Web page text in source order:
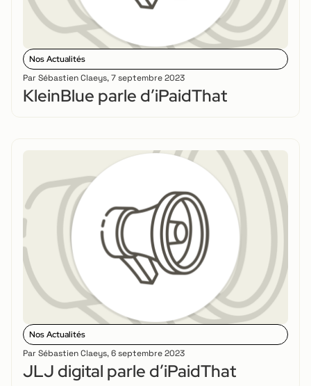
Nos Actualités
Par Sébastien Claeys,7 septembre 2023
KleinBlue parle d’iPaidThat
Nos Actualités
Par Sébastien Claeys,6 septembre 2023
JLJ digital parle d’iPaidThat